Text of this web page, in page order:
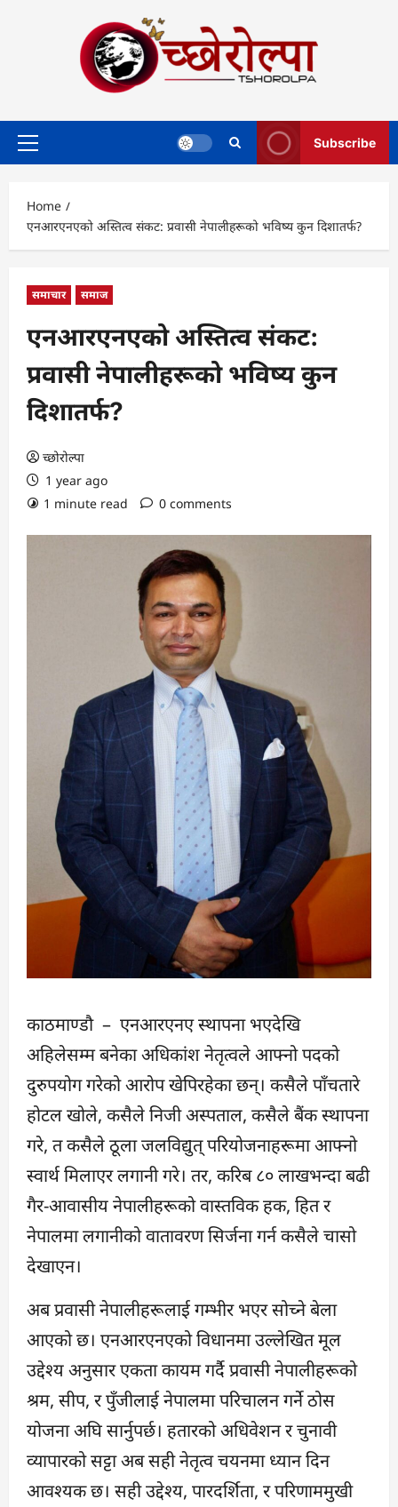
Primary
Subscribe
Home
एनआरएनएको अस्तित्व संकट: प्रवासी नेपालीहरूको भविष्य कुन दिशातर्फ?
समाचार समाज
एनआरएनएको अस्तित्व संकट:
प्रवासी नेपालीहरूको भविष्य कुन
दिशातर्फ?
च्छोरोल्पा
1 year ago
1 minute read
0 comments
काठमाण्डौ – एनआरएनए स्थापना भएदेखि
अहिलेसम्म बनेका अधिकांश नेतृत्वले आफ्नो पदको
दुरुपयोग गरेको आरोप खेपिरहेका छन्। कसैले पाँचतारे
होटल खोले, कसैले निजी अस्पताल, कसैले बैंक स्थापना
गरे, त कसैले ठूला जलविद्युत् परियोजनाहरूमा आफ्नो
स्वार्थ मिलाएर लगानी गरे। तर, करिब ८० लाखभन्दा बढी
गैर-आवासीय नेपालीहरूको वास्तविक हक, हित र
नेपालमा लगानीको वातावरण सिर्जना गर्न कसैले चासो
देखाएन।
अब प्रवासी नेपालीहरूलाई गम्भीर भएर सोच्ने बेला
आएको छ। एनआरएनएको विधानमा उल्लेखित मूल
उद्देश्य अनुसार एकता कायम गर्दै प्रवासी नेपालीहरूको
श्रम, सीप, र पुँजीलाई नेपालमा परिचालन गर्ने ठोस
योजना अघि सार्नुपर्छ। हतारको अधिवेशन र चुनावी
व्यापारको सट्टा अब सही नेतृत्व चयनमा ध्यान दिन
आवश्यक छ। सही उद्देश्य, पारदर्शिता, र परिणाममुखी